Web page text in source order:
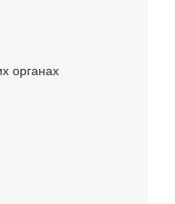
органах